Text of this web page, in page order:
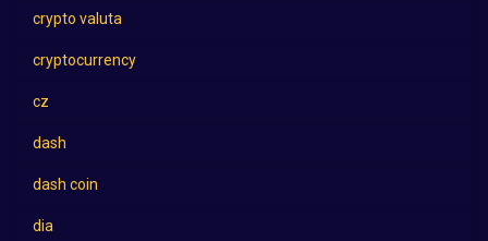
crypto valuta
cryptocurrency
cz
dash
dash coin
dia